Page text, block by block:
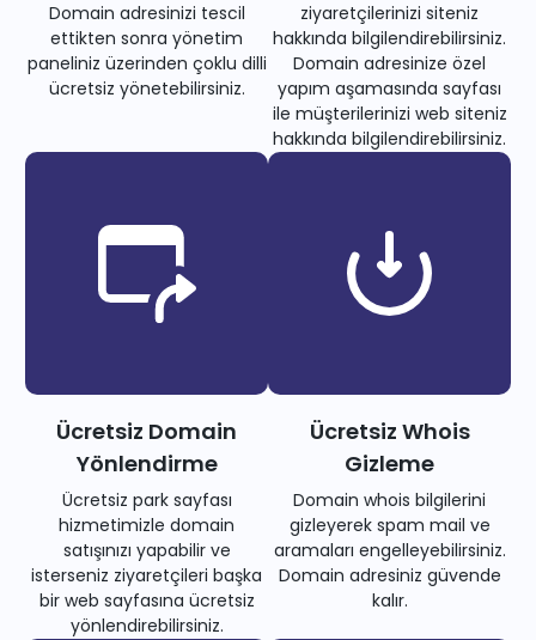
Domain adresinizi tescil
ettikten sonra yönetim
paneliniz üzerinden çoklu dilli
ücretsiz yönetebilirsiniz.
ziyaretçilerinizi siteniz
hakkında bilgilendirebilirsiniz.
Domain adresinize özel
yapım aşamasında sayfası
ile müşterilerinizi web siteniz
hakkında bilgilendirebilirsiniz.
Ücretsiz Domain
Yönlendirme
Ücretsiz park sayfası
hizmetimizle domain
satışınızı yapabilir ve
isterseniz ziyaretçileri başka
bir web sayfasına ücretsiz
yönlendirebilirsiniz.
Ücretsiz Whois
Gizleme
Domain whois bilgilerini
gizleyerek spam mail ve
aramaları engelleyebilirsiniz.
Domain adresiniz güvende
kalır.